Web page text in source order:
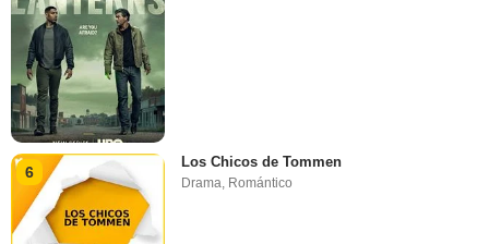
6
Los Chicos de Tommen
Drama, Romántico